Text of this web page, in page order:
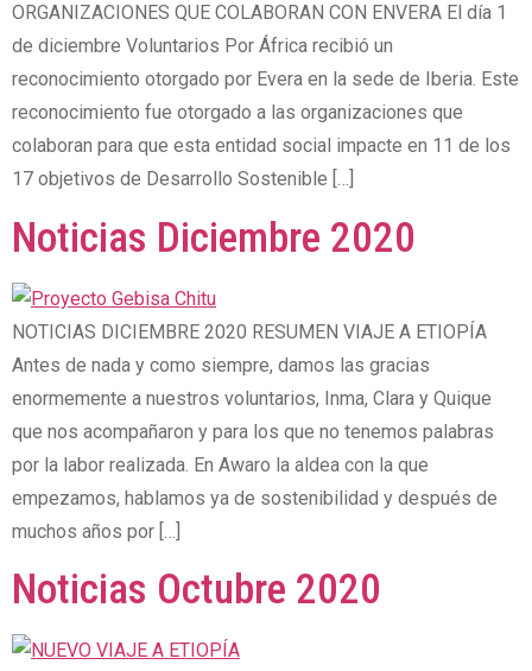
ORGANIZACIONES QUE COLABORAN CON ENVERA El día 1
de diciembre Voluntarios Por África recibió un
reconocimiento otorgado por Evera en la sede de Iberia. Este
reconocimiento fue otorgado a las organizaciones que
colaboran para que esta entidad social impacte en 11 de los
17 objetivos de Desarrollo Sostenible […]
Noticias Diciembre 2020
NOTICIAS DICIEMBRE 2020 RESUMEN VIAJE A ETIOPÍA
Antes de nada y como siempre, damos las gracias
enormemente a nuestros voluntarios, Inma, Clara y Quique
que nos acompañaron y para los que no tenemos palabras
por la labor realizada. En Awaro la aldea con la que
empezamos, hablamos ya de sostenibilidad y después de
muchos años por […]
Noticias Octubre 2020